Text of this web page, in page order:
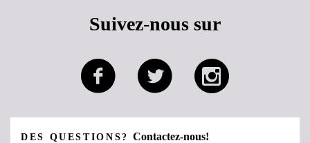
Suivez-nous sur
DES QUESTIONS?Contactez-nous!